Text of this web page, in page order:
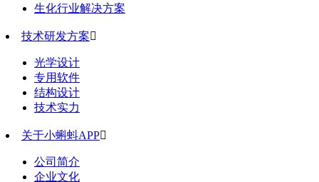
生化行业解决方案
技术研发方案
光学设计
专用软件
结构设计
技术实力
关于小蝌蚪APP
公司简介
企业文化